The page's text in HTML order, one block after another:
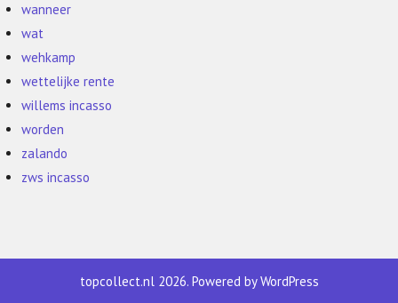
wanneer
wat
wehkamp
wettelijke rente
willems incasso
worden
zalando
zws incasso
topcollect.nl 2026. Powered by WordPress